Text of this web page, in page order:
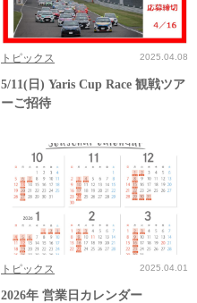
トピックス 2025.04.08
5/11(日) Yaris Cup Race 観戦ツア
ーご招待
トピックス 2025.04.01
2026年 営業日カレンダー